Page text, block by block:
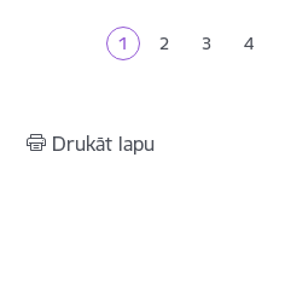
Pašreizējā lapa
1 Lapa
2 Lapa
3 Lapa
4
Drukāt lapu